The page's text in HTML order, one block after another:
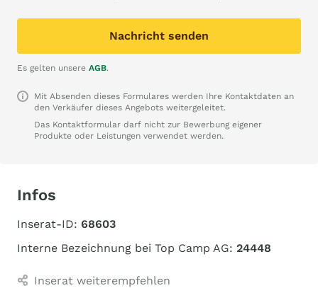
Nachricht senden
Es gelten unsere AGB.
Mit Absenden dieses Formulares werden Ihre Kontaktdaten an
den Verkäufer dieses Angebots weitergeleitet.
Das Kontaktformular darf nicht zur Bewerbung eigener
Produkte oder Leistungen verwendet werden.
Infos
Inserat-ID: 68603
Interne Bezeichnung bei Top Camp AG: 24448
Inserat weiterempfehlen